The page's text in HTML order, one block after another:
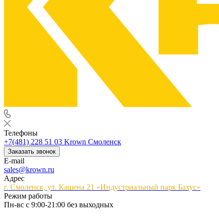
Телефоны
+7(481) 228 51 03 Krown Смоленск
Заказать звонок
E-mail
sales@krown.ru
Адрес
г. Смоленск, ул. Кашена 21 «Индустриальный парк Бахус»
Режим работы
Пн-вс с 9:00-21:00 без выходных